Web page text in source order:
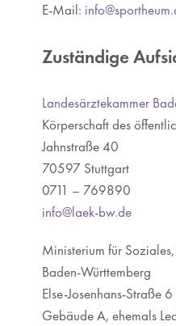
E-Mail:
Zuständige
Landesärztekammer
Körperschaft des
Jahnstraße 40
70597 Stuttgart
0711 – 769890
info@laek-bw.de
Ministerium für
Baden-Württemberg
Else-Josenhans-Straße
Gebäude A, ehemals